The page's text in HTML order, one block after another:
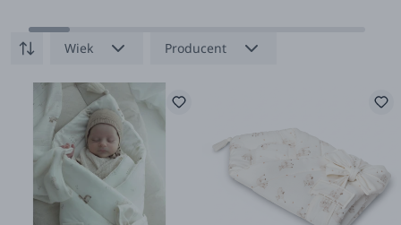
Wiek Producent